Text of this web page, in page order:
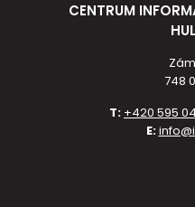
CENTRUM
748
T: +420 595
E: